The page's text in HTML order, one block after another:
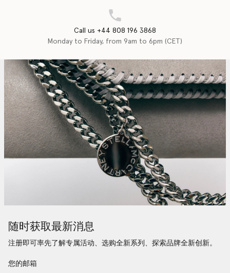
Call us +44 808 196 3868
Monday to Friday, from 9am to 6pm (CET)
随时获取最新消息
注册即可率先了解专属活动、选购全新系列、探索品牌全新创新。
您的邮箱